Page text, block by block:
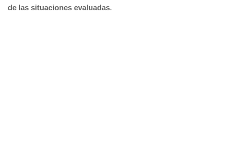
de las situaciones evaluadas.